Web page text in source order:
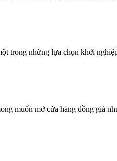
trong những lựa chọn khởi
muốn mở cửa hàng đồng giá